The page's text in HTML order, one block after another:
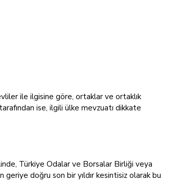
ile ilgisine göre, ortaklar ve ortaklık
ise, ilgili ülke mevzuatı dikkate
Türkiye Odalar ve Borsalar Birliği veya
doğru son bir yıldır kesintisiz olarak bu